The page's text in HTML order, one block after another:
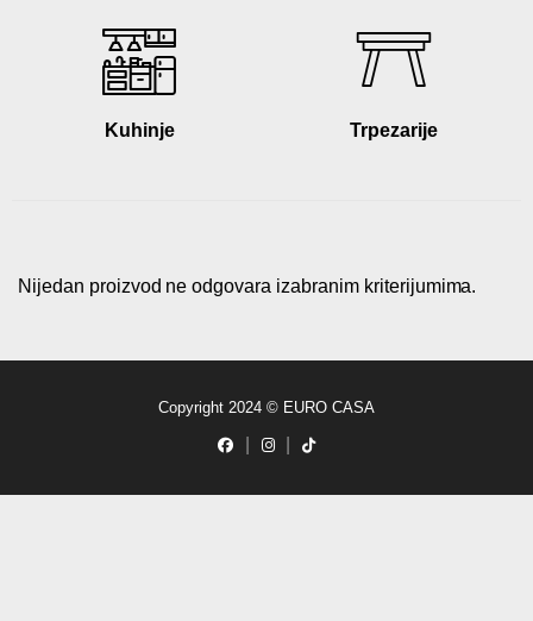
Kuhinje Trpezarije
Nijedan proizvod ne odgovara izabranim kriterijumima.
Copyright 2024 © EURO CASA